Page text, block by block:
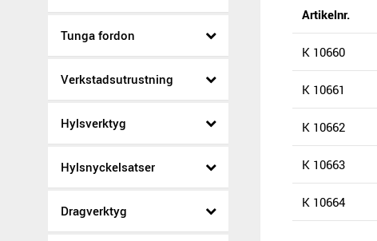
Tunga fordon
Verkstadsutrustning
Hylsverktyg
Hylsnyckelsatser
Dragverktyg
Artikelnr.
K 10660
K 10661
K 10662
K 10663
K 10664